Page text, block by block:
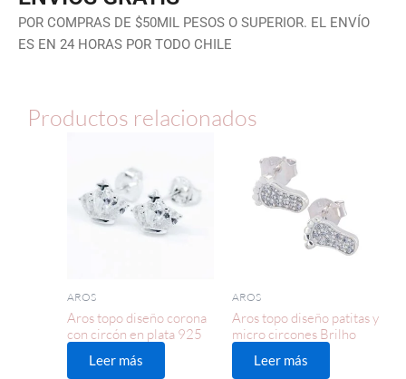
POR COMPRAS DE $50MIL PESOS O SUPERIOR. EL ENVÍO
ES EN 24 HORAS POR TODO CHILE
Productos relacionados
AROS
Aros topo diseño corona
con circón en plata 925
Leer más
AROS
Aros topo diseño patitas y
micro circones Brilho
Leer más